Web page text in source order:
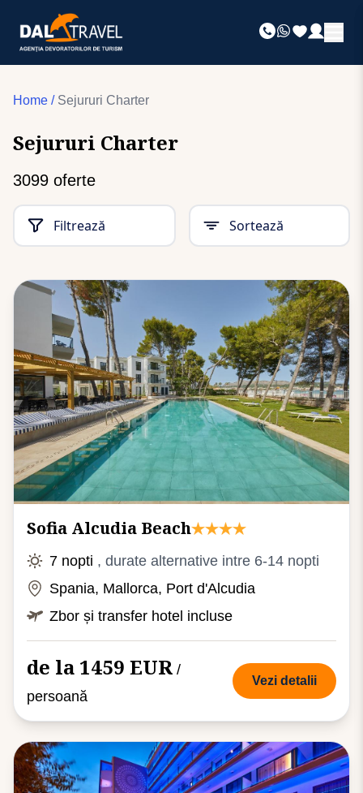
Home / Sejururi Charter
Sejururi Charter
3099 oferte
Filtrează Sortează
Sofia Alcudia Beach
7 nopti , durate alternative intre 6-14 nopti
Spania, Mallorca, Port d'Alcudia
Zbor și transfer hotel incluse
de la 1459 EUR /
persoană
Vezi detalii